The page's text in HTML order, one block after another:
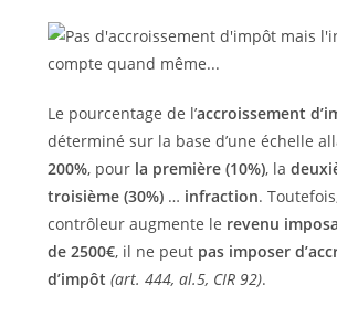
Le pourcentage de l’accroissement
déterminé sur la base d’une échelle
200%, pour la première (10%), la
troisième (30%)… infraction.
contrôleur augmente le revenu
de 2500€, il ne peut pas imposer
d’impôt (art. 444, al.5, CIR 92).